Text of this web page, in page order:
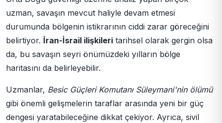
uzman, savaşın mevcut haliyle devam etmesi
durumunda bölgenin istikrarının ciddi zarar göreceğini
belirtiyor. İran-İsrail ilişkileri tarihsel olarak gergin olsa
da, bu savaşın seyri önümüzdeki yılların bölge
haritasını da belirleyebilir.
Uzmanlar, Besic Güçleri Komutanı Süleymani'nin ölümü
gibi önemli gelişmelerin taraflar arasında yeni bir güç
dengesi yaratabileceğine dikkat çekiyor. Ayrıca, sivil